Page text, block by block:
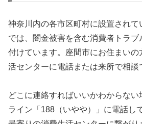
神奈川内の各市区町村に設置されて
では、闇金被害を含む消費者トラ
付けています。座間市にお住まいの
活センターに電話または来所で相談
どこに連絡すればいいかわからない
ライン「188（いやや）」に電話し